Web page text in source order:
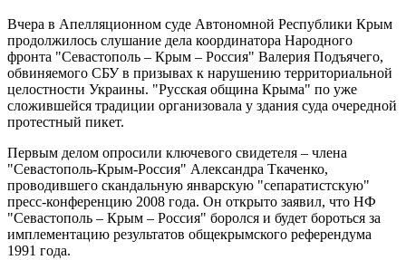
Вчера в Апелляционном суде Автономной Республики Крым
продолжилось слушание дела координатора Народного
фронта "Севастополь – Крым – Россия" Валерия Подъячего,
обвиняемого СБУ в призывах к нарушению территориальной
целостности Украины. "Русская община Крыма" по уже
сложившейся традиции организовала у здания суда очередной
протестный пикет.
Первым делом опросили ключевого свидетеля – члена
"Севастополь-Крым-Россия" Александра Ткаченко,
проводившего скандальную январскую "сепаратистскую"
пресс-конференцию 2008 года. Он открыто заявил, что НФ
"Севастополь – Крым – Россия" боролся и будет бороться за
имплементацию результатов общекрымского референдума
1991 года.